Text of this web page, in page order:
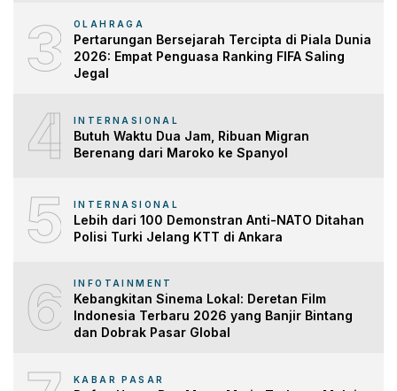
3 OLAHRAGA
Pertarungan Bersejarah Tercipta di Piala Dunia
2026: Empat Penguasa Ranking FIFA Saling
Jegal
4 INTERNASIONAL
Butuh Waktu Dua Jam, Ribuan Migran
Berenang dari Maroko ke Spanyol
5 INTERNASIONAL
Lebih dari 100 Demonstran Anti-NATO Ditahan
Polisi Turki Jelang KTT di Ankara
6 INFOTAINMENT
Kebangkitan Sinema Lokal: Deretan Film
Indonesia Terbaru 2026 yang Banjir Bintang
dan Dobrak Pasar Global
KABAR PASAR